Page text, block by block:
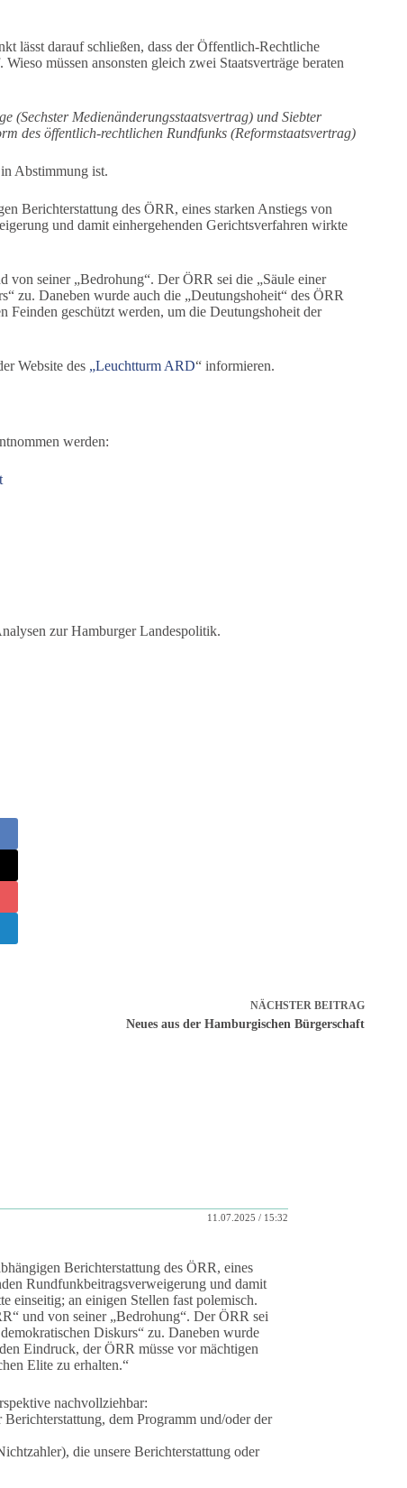
lässt darauf schließen, dass der Öffentlich-Rechtliche
müssen ansonsten gleich zwei Staatsverträge beraten
(Sechster Medienänderungsstaatsvertrag) und Siebter
des öffentlich-rechtlichen Rundfunks (Reformstaatsvertrag)
Abstimmung ist.
Berichterstattung des ÖRR, eines starken Anstiegs von
und damit einhergehenden Gerichtsverfahren wirkte
von seiner „Bedrohung“. Der ÖRR sei die „Säule einer
zu. Daneben wurde auch die „Deutungshoheit“ des ÖRR
Feinden geschützt werden, um die Deutungshoheit der
Website des „Leuchtturm ARD“ informieren.
werden:
zur Hamburger Landespolitik.
NÄCHSTER BEITRAG
Neues aus der Hamburgischen Bürgerschaft
11.07.2025 / 15:32
Berichterstattung des ÖRR, eines
Rundfunkbeitragsverweigerung und damit
einseitig; an einigen Stellen fast polemisch.
und von seiner „Bedrohung“. Der ÖRR sei
Diskurs“ zu. Daneben wurde
Eindruck, der ÖRR müsse vor mächtigen
Elite zu erhalten.“
nachvollziehbar:
dem Programm und/oder der
die unsere Berichterstattung oder